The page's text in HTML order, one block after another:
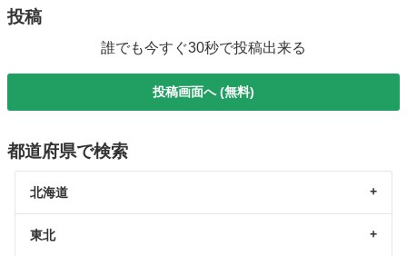
投稿
誰でも今すぐ30秒で投稿出来る
投稿画面へ (無料)
都道府県で検索
北海道
東北